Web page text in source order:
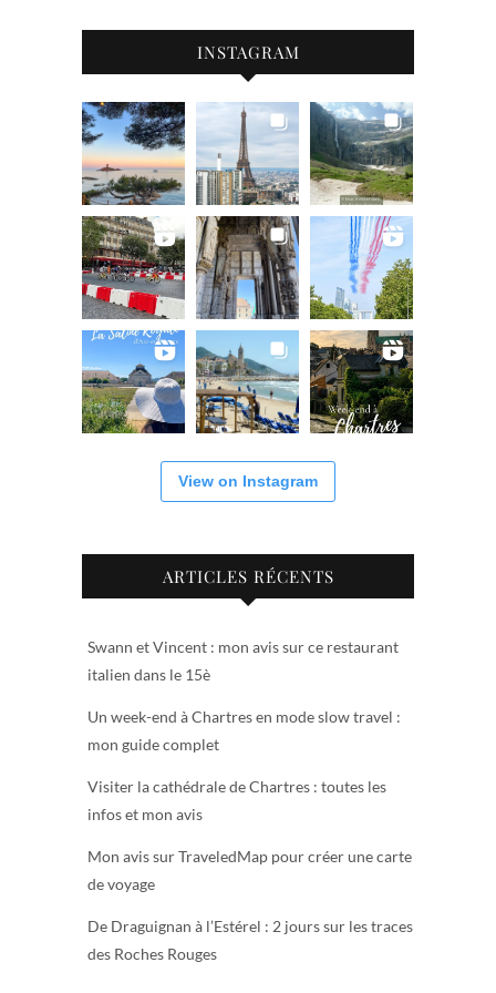
INSTAGRAM
View on Instagram
ARTICLES RÉCENTS
Swann et Vincent : mon avis sur ce restaurant
italien dans le 15è
Un week-end à Chartres en mode slow travel :
mon guide complet
Visiter la cathédrale de Chartres : toutes les
infos et mon avis
Mon avis sur TraveledMap pour créer une carte
de voyage
De Draguignan à l’Estérel : 2 jours sur les traces
des Roches Rouges